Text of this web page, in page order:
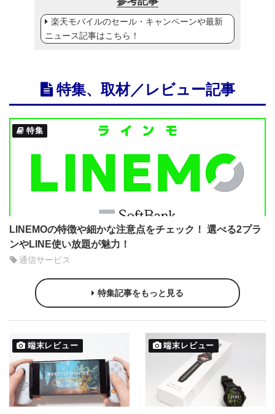
楽天モバイルのセール・キャンペーンや最新
ニュース記事はこちら！
特集、取材／レビュー記事
特集
LINEMOの特徴や細かな注意点をチェック！ 選べる2プラ
ンやLINE使い放題が魅力！
通信サービス
特集記事をもっと見る
端末レビュー 端末レビュー